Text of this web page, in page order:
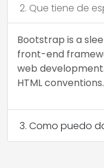
2. Que tiene de
Bootstrap is a
front-end
web
HTML conventions.
3. Como puedo